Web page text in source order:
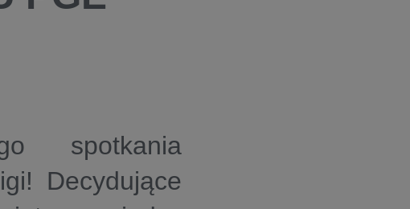
spotkania
Decydujące